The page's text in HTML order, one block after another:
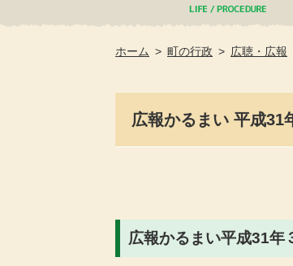
ホーム 町の行政 広聴・広報
広報かるまい 平成31
広報かるまい平成31年